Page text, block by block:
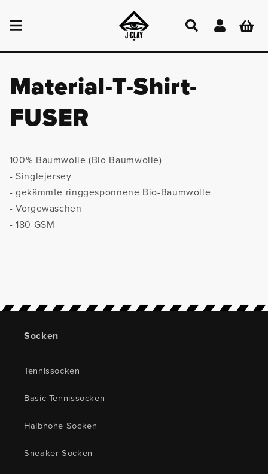
INHALT Einloggen
Material-T-Shirt-
FUSER
100% Baumwolle (Bio Baumwolle)
- Singlejersey
- gekämmte ringgesponnene Bio-Baumwolle
- Vorgewaschen
- 180 GSM
Socken
Tennissocken
Basic Tennissocken
Halbhohe Socken
Sneaker Socken